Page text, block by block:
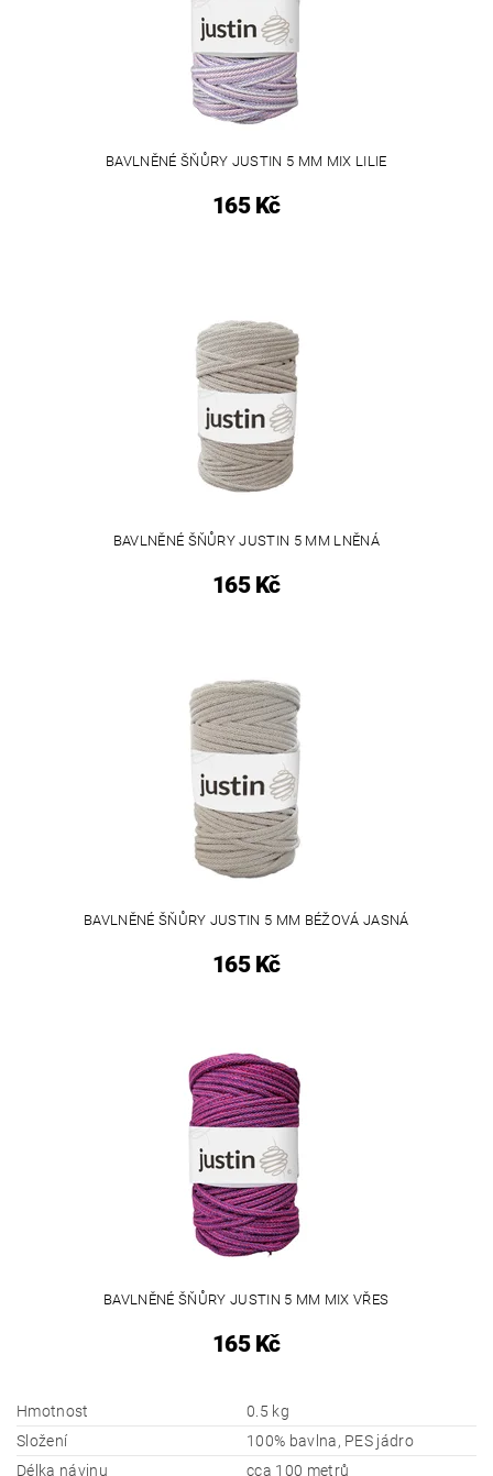
BAVLNĚNÉ ŠŇŮRY JUSTIN 5 MM MIX LILIE
165 Kč
BAVLNĚNÉ ŠŇŮRY JUSTIN 5 MM LNĚNÁ
165 Kč
BAVLNĚNÉ ŠŇŮRY JUSTIN 5 MM BÉŽOVÁ JASNÁ
165 Kč
BAVLNĚNÉ ŠŇŮRY JUSTIN 5 MM MIX VŘES
165 Kč
Hmotnost
0.5 kg
Složení
100% bavlna, PES jádro
Délka návinu
cca 100 metrů